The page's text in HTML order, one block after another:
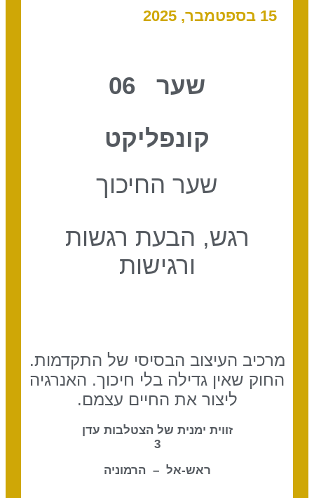
15 בספטמבר, 2025
שער 06
קונפליקט
שער החיכוך
רגש, הבעת רגשות
ורגישות
מרכיב העיצוב הבסיסי של התקדמות.
החוק שאין גדילה בלי חיכוך. האנרגיה
ליצור את החיים עצמם.
זווית ימנית של הצטלבות עדן
ראש-אל – הרמוניה